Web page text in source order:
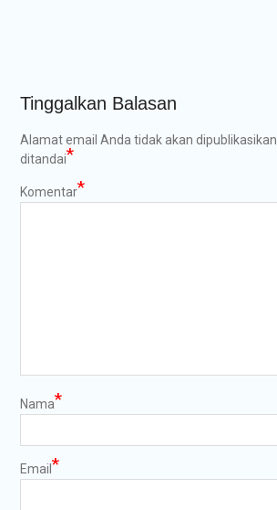
Tinggalkan Balasan
Alamat email Anda tidak akan dipublikasikan.
ditandai*
Komentar*
Nama*
Email *